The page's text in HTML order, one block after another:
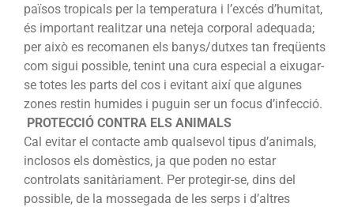
països tropicals per la temperatura i l’excés d’humitat,
és important realitzar una neteja corporal adequada;
per això es recomanen els banys/dutxes tan freqüents
com sigui possible, tenint una cura especial a eixugar-
se totes les parts del cos i evitant així que algunes
zones restin humides i puguin ser un focus d’infecció.
PROTECCIÓ CONTRA ELS ANIMALS
Cal evitar el contacte amb qualsevol tipus d’animals,
inclosos els domèstics, ja que poden no estar
controlats sanitàriament. Per protegir-se, dins del
possible, de la mossegada de les serps i d’altres